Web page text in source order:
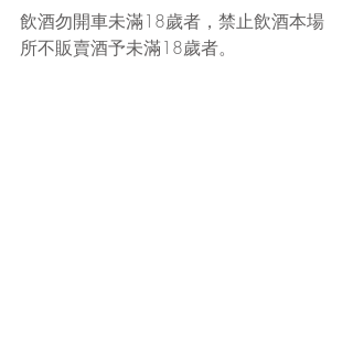
飲酒勿開車未滿18歲者，禁止飲酒本場
所不販賣酒予未滿18歲者。